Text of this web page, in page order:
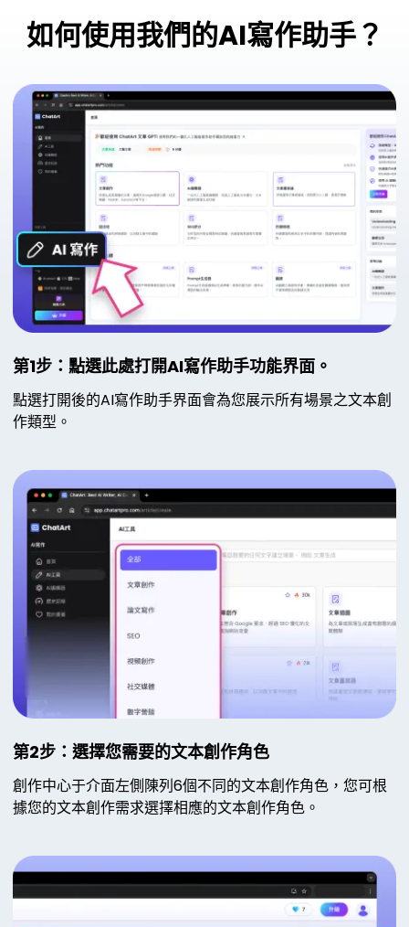
如何使用我們的AI寫作助手？
第1步：點選此處打開AI寫作助手功能界面。
點選打開後的AI寫作助手界面會為您展示所有場景之文本創
作類型。
第2步：選擇您需要的文本創作角色
創作中心于介面左側陳列6個不同的文本創作角色，您可根
據您的文本創作需求選擇相應的文本創作角色。